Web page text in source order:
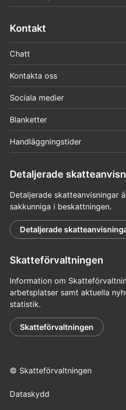
Kontakt
Chatt
Kontakta oss
Sociala medier
Blanketter
Handläggningstider
Detaljerade
Detaljerade skatteanvisningar
sakkunniga i beskattningen.
Detaljerade
Skatteförvaltningen
Information om
arbetsplatser samt aktuella
statistik.
Skatteförvaltningen
© Skatteförvaltningen
Dataskydd